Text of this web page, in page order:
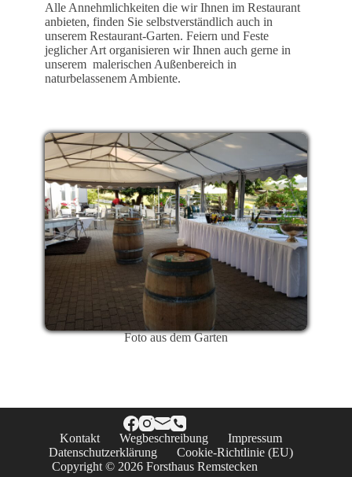
Foto aus dem Garten
Alle Annehmlichkeiten die wir Ihnen im Restaurant
anbieten, finden Sie selbstverständlich auch in
unserem Restaurant-Garten. Feiern und Feste
jeglicher Art organisieren wir Ihnen auch gerne in
unserem malerischen Außenbereich in
naturbelassenem Ambiente.
Kontakt Wegbeschreibung
Impressum
Datenschutzerklärung
Cookie-Richtlinie (EU)
Copyright © 2026 Forsthaus Remstecken